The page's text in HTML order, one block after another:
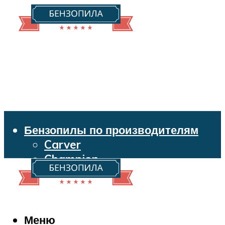
Бензопилы по производителям
Carver
Champion
Echo
Husqvarna
Makita
Меню